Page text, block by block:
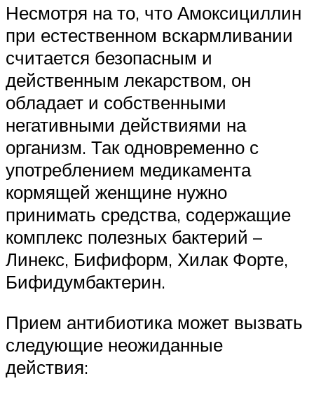
Несмотря на то, что Амоксициллин
при естественном вскармливании
считается безопасным и
действенным лекарством, он
обладает и собственными
негативными действиями на
организм. Так одновременно с
употреблением медикамента
кормящей женщине нужно
принимать средства, содержащие
комплекс полезных бактерий –
Линекс, Бифиформ, Хилак Форте,
Бифидумбактерин.
Прием антибиотика может вызвать
следующие неожиданные
действия: